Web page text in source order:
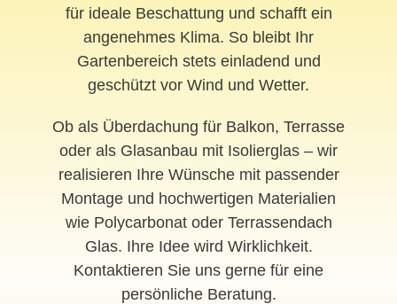
für ideale Beschattung und schafft ein
angenehmes Klima. So bleibt Ihr
Gartenbereich stets einladend und
geschützt vor Wind und Wetter.
Ob als Überdachung für Balkon, Terrasse
oder als Glasanbau mit Isolierglas – wir
realisieren Ihre Wünsche mit passender
Montage und hochwertigen Materialien
wie Polycarbonat oder Terrassendach
Glas. Ihre Idee wird Wirklichkeit.
Kontaktieren Sie uns gerne für eine
persönliche Beratung.